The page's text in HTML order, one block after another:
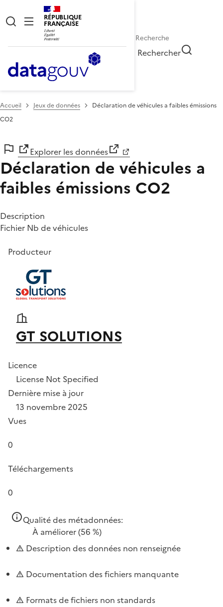
RÉPUBLIQUE
FRANÇAISE
Rechercher
Accueil Jeux de données
Déclaration de véhicules a faibles émissions
CO2
Explorer les données
Déclaration de véhicules a
faibles émissions CO2
Description
Fichier Nb de véhicules
Producteur
GT SOLUTIONS
Licence
License Not Specified
Dernière mise à jour
13 novembre 2025
Vues
0
Téléchargements
0
Qualité des métadonnées:
À améliorer(56 %)
Description des données non renseignée
Documentation des fichiers manquante
Formats de fichiers non standards